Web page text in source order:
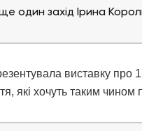
один захід Ірина
виставку про
які хочуть таким